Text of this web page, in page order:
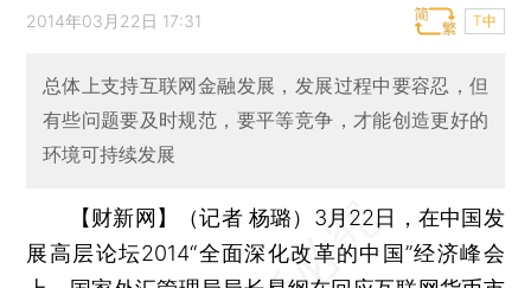
2014年03月22日 17:31 T中
总体上支持互联网金融发展，发展过程中要容忍，但
有些问题要及时规范，要平等竞争，才能创造更好的
环境可持续发展
【财新网】（记者 杨璐） 3月22日，在中国发
展高层论坛2014“全面深化改革的中国”经济峰会